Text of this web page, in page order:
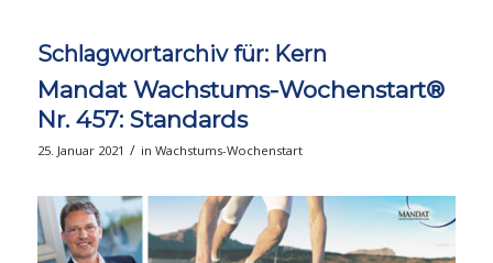
Schlagwortarchiv für: Kern
Mandat Wachstums-Wochenstart®
Nr. 457: Standards
25. Januar 2021 / in Wachstums-Wochenstart